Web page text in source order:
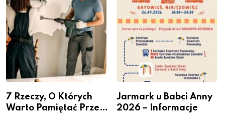
7 Rzeczy, O Których
Warto Pamiętać Przed
Jarmark u Babci Anny
2026 – Informacje